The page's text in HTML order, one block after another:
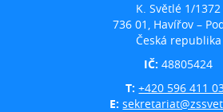
K. Světlé 1/1372
736 01, Havířov –
Česká republika
IČ:48805424
T:+420 596 411
E: